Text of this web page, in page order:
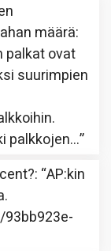
määrä:
palkat ovat
suurimpien
palkkojen…”
: “AP:kin